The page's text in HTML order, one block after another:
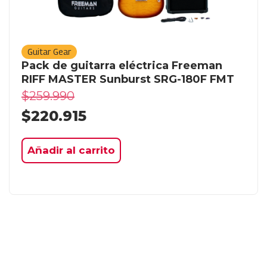
Guitar Gear
Pack de guitarra eléctrica Freeman
RIFF MASTER Sunburst SRG-180F FMT
$259.990
$220.915
Añadir al carrito